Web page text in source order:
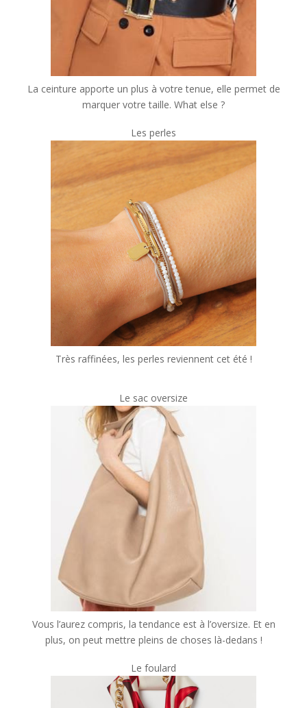
La ceinture apporte un plus à votre tenue, elle permet de
marquer votre taille. What else ?
Les perles
Très raffinées, les perles reviennent cet été !
Le sac oversize
Vous l’aurez compris, la tendance est à l’oversize. Et en
plus, on peut mettre pleins de choses là-dedans !
Le foulard